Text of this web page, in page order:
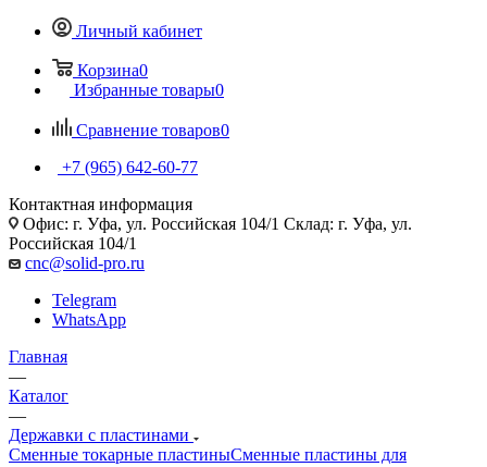
Личный кабинет
Корзина0
Избранные товары0
Сравнение товаров0
+7 (965) 642-60-77
Контактная информация
Офис: г. Уфа, ул. Российская 104/1 Склад: г. Уфа, ул.
Российская 104/1
cnc@solid-pro.ru
Telegram
WhatsApp
Главная
—
Каталог
—
Державки с пластинами
Сменные токарные пластиныСменные пластины для